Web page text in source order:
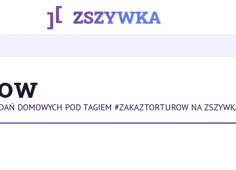
DOMOWYCH POD TAGIEM #ZAKAZTORTUROW NA